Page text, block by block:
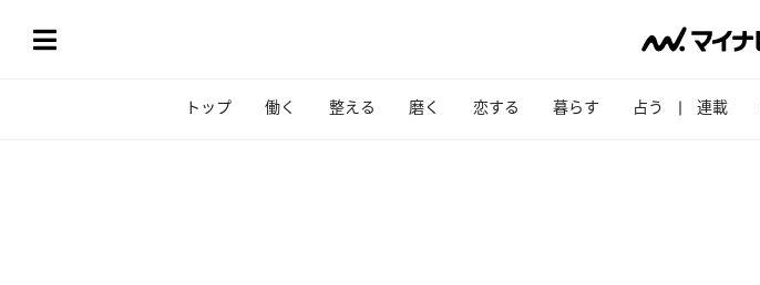
トップ 働く 整える 磨く 恋する 暮らす 占う 連載